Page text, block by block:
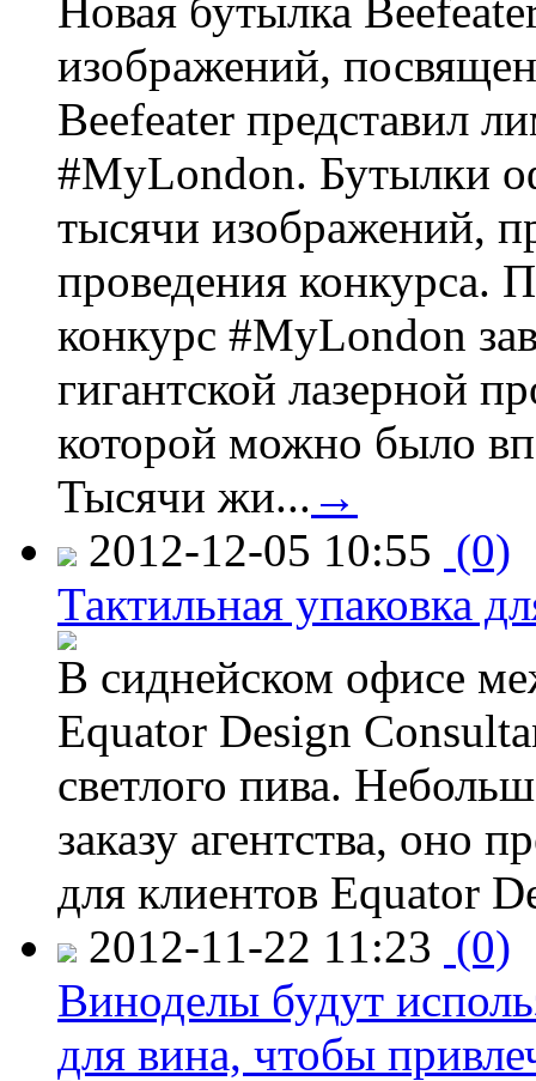
Новая бутылка
изображений,
Beefeater представил
#MyLondon. Бутылки
тысячи изображений,
проведения конкурса.
конкурс #MyLondon
гигантской лазерной
которой можно было
Тысячи жи... →
2012-12-05 10:55 (0)
Тактильная упаковка
В сиднейском офисе
Equator Design
светлого пива.
заказу агентства, оно
для клиентов Equator
2012-11-22 11:23 (0)
Виноделы будут
для вина, чтобы